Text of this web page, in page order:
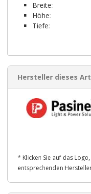
Breite:
Höhe:
Tiefe:
Hersteller dieses
* Klicken Sie auf das
entsprechenden